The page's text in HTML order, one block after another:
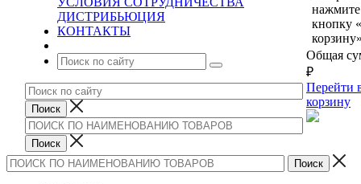
ДИСТРИБЬЮЦИЯ
КОНТАКТЫ
нажмите
кнопку
Общая
₽
Перейти
корзину